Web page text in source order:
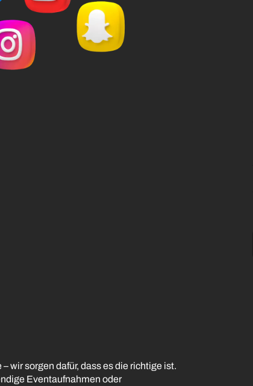
wir sorgen dafür, dass es die richtige ist.
Eventaufnahmen oder